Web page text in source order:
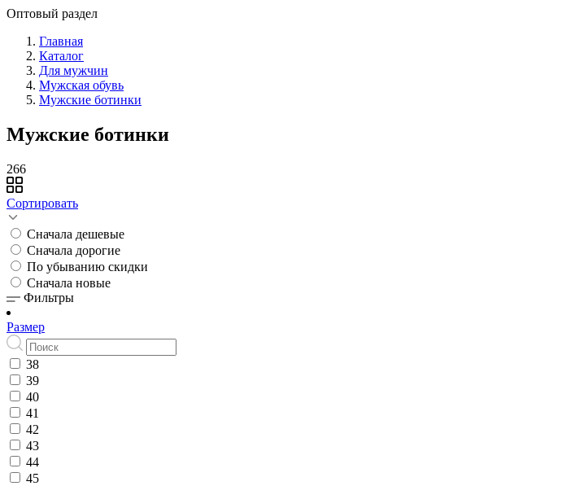
Оптовый раздел
Главная
Каталог
Для мужчин
Мужская обувь
Мужские ботинки
Мужские ботинки
266
Сортировать
Сначала дешевые
Сначала дорогие
По убыванию скидки
Сначала новые
Фильтры
Размер
38
39
40
41
42
43
44
45